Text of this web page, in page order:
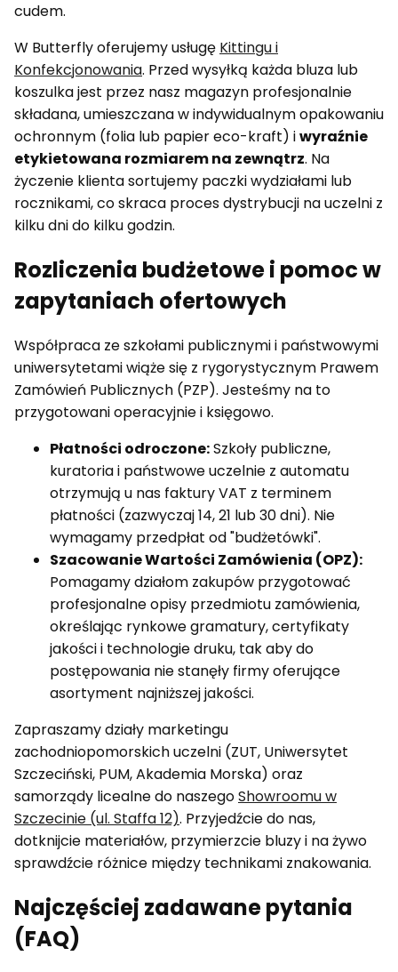
cudem.
W Butterfly oferujemy usługę Kittingu i
Konfekcjonowania. Przed wysyłką każda bluza lub
koszulka jest przez nasz magazyn profesjonalnie
składana, umieszczana w indywidualnym opakowaniu
ochronnym (folia lub papier eco-kraft) iwyraźnie
etykietowana rozmiarem na zewnątrz. Na
życzenie klienta sortujemy paczki wydziałami lub
rocznikami, co skraca proces dystrybucji na uczelni z
kilku dni do kilku godzin.
Rozliczenia budżetowe i pomoc w
zapytaniach ofertowych
Współpraca ze szkołami publicznymi i państwowymi
uniwersytetami wiąże się z rygorystycznym Prawem
Zamówień Publicznych (PZP). Jesteśmy na to
przygotowani operacyjnie i księgowo.
Płatności odroczone:Szkoły publiczne,
kuratoria i państwowe uczelnie z automatu
otrzymują u nas faktury VAT z terminem
płatności (zazwyczaj 14, 21 lub 30 dni). Nie
wymagamy przedpłat od "budżetówki".
Szacowanie Wartości Zamówienia (OPZ):
Pomagamy działom zakupów przygotować
profesjonalne opisy przedmiotu zamówienia,
określając rynkowe gramatury, certyfikaty
jakości i technologie druku, tak aby do
postępowania nie stanęły firmy oferujące
asortyment najniższej jakości.
Zapraszamy działy marketingu
zachodniopomorskich uczelni (ZUT, Uniwersytet
Szczeciński, PUM, Akademia Morska) oraz
samorządy licealne do naszegoShowroomu w
Szczecinie (ul. Staffa 12). Przyjedźcie do nas,
dotknijcie materiałów, przymierzcie bluzy i na żywo
sprawdźcie różnice między technikami znakowania.
Najczęściej zadawane pytania
(FAQ)